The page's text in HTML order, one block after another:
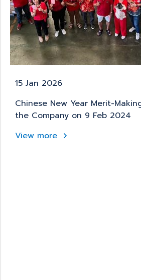
15 Jan 2026
Chinese New Year Merit-
the Company on 9 Feb 2024
View more